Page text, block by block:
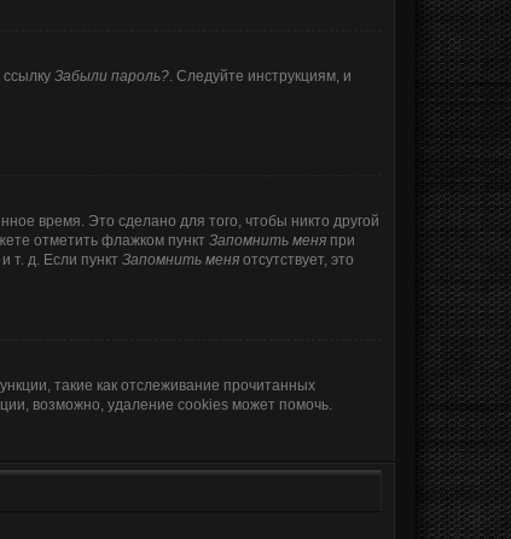
Забыли пароль?. Следуйте инструкциям, и
время. Это сделано для того, чтобы никто другой
отметить флажком пункт Запомнить меня при
т. д. Если пункт Запомнить меня отсутствует, это
такие как отслеживание прочитанных
возможно, удаление cookies может помочь.